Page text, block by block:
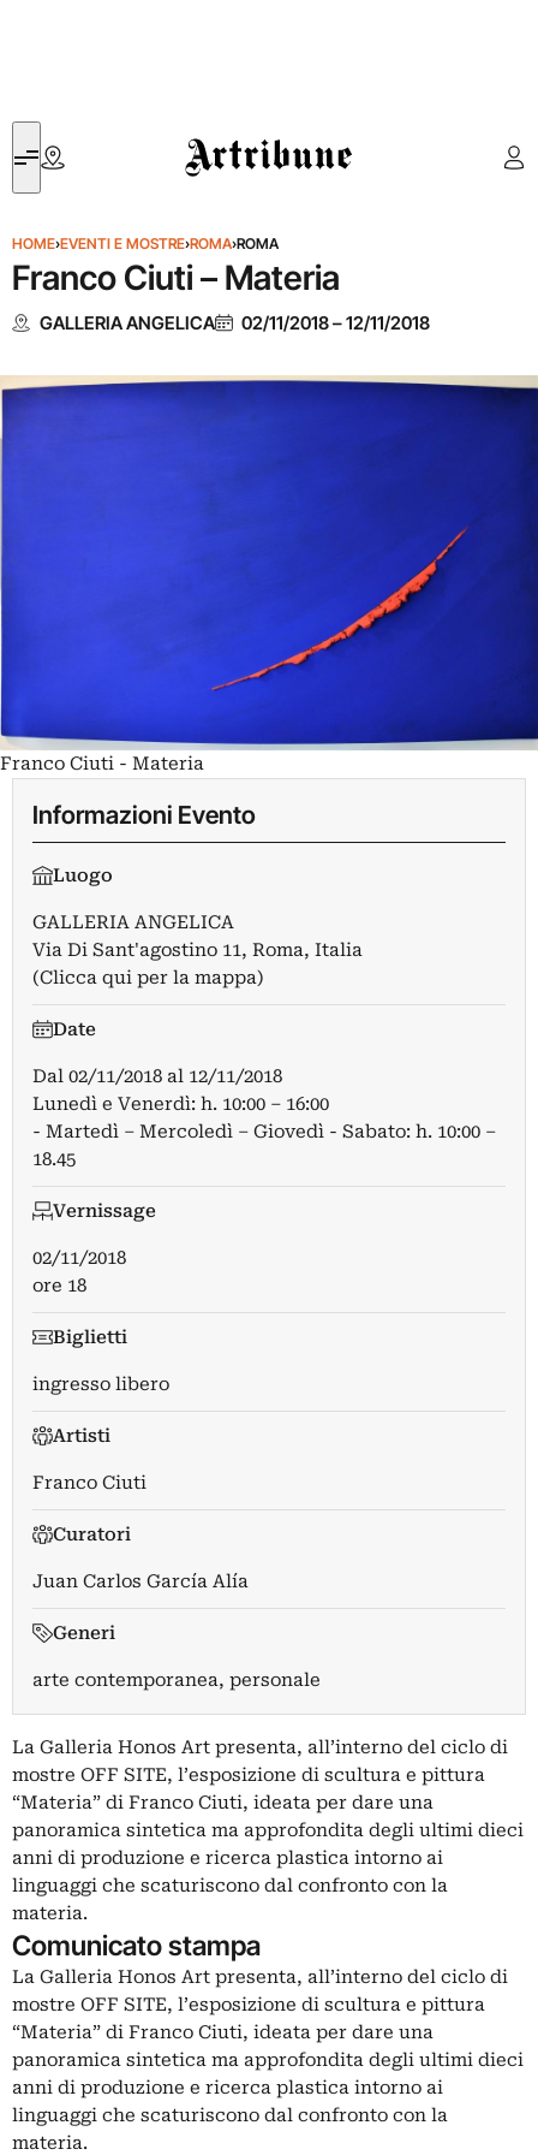
Artribune
HOME›EVENTI E MOSTRE›ROMA›ROMA
Franco Ciuti – Materia
GALLERIA ANGELICA 02/11/2018–12/11/2018
Franco Ciuti - Materia
Informazioni Evento
Luogo
GALLERIA ANGELICA
Via Di Sant'agostino 11, Roma, Italia
(Clicca qui per la mappa)
Date
Dal 02/11/2018 al 12/11/2018
Lunedì e Venerdì: h. 10:00 – 16:00
- Martedì – Mercoledì – Giovedì - Sabato: h. 10:00 –
18.45
Vernissage
02/11/2018
ore 18
Biglietti
ingresso libero
Artisti
Franco Ciuti
Curatori
Juan Carlos García Alía
Generi
arte contemporanea, personale
La Galleria Honos Art presenta, all’interno del ciclo di
mostre OFF SITE, l’esposizione di scultura e pittura
“Materia” di Franco Ciuti, ideata per dare una
panoramica sintetica ma approfondita degli ultimi dieci
anni di produzione e ricerca plastica intorno ai
linguaggi che scaturiscono dal confronto con la
materia.
Comunicato stampa
La Galleria Honos Art presenta, all’interno del ciclo di
mostre OFF SITE, l’esposizione di scultura e pittura
“Materia” di Franco Ciuti, ideata per dare una
panoramica sintetica ma approfondita degli ultimi dieci
anni di produzione e ricerca plastica intorno ai
linguaggi che scaturiscono dal confronto con la
materia.